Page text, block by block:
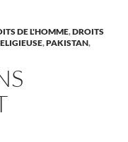
DE L'HOMME,DROITS
,PAKISTAN,